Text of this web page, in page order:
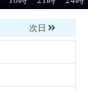
次日